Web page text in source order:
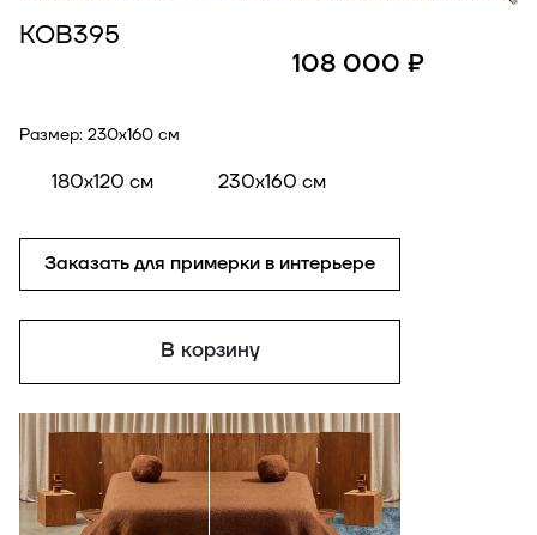
КОВ395
Размер: 230x160 см
180x120 см 230x160 см
Заказать для примерки в интерьере
В корзину
108 000 ₽